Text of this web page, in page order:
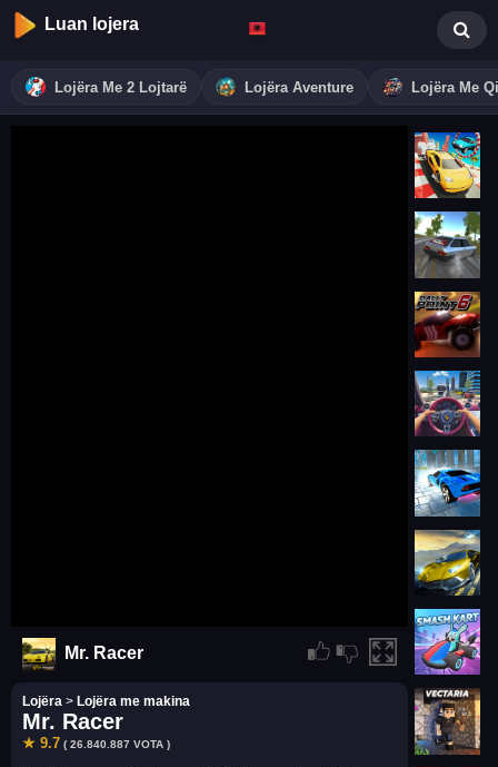
Luan lojera
Lojëra Me 2 Lojtarë Lojëra Aventure Lojëra Me
Mr. Racer
Lojëra > Lojëra me makina
Mr. Racer
★ 9.7 ( 26.840.887 VOTA )